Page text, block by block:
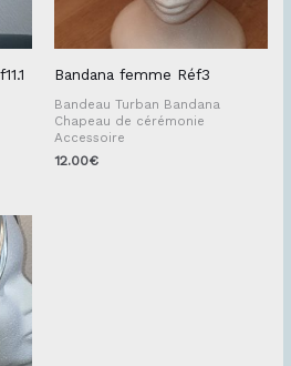
Bandana femme Réf3
Bandeau Turban Bandana
Chapeau de cérémonie
Accessoire
12.00€